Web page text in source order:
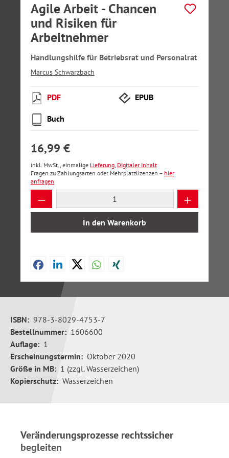
Agile Arbeit - Chancen
und Risiken für
Arbeitnehmer
Handlungshilfe für Betriebsrat und Personalrat
Marcus Schwarzbach
PDF EPUB
Buch
16,99 €
inkl. MwSt., einmalige Lieferung, Digitaler Inhalt
Fragen zu Zahlungsarten oder Mehrplatzlizenzen – hier
anfragen
Produkt Anzahl: Gib den gewünschten
In den Warenkorb
ISBN: 978-3-8029-4753-7
Bestellnummer: 1606600
Auflage: 1
Erscheinungstermin: Oktober 2020
Größe in MB: 1 (zzgl. Wasserzeichen)
Kopierschutz: Wasserzeichen
Veränderungsprozesse rechtssicher
begleiten